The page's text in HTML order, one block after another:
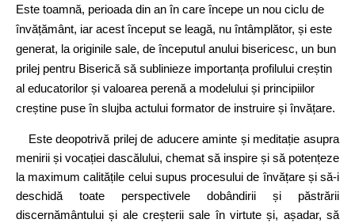
Este toamnă, perioada din an în care începe un nou ciclu de
învățământ, iar acest început se leagă, nu întâmplător, și este
generat, la originile sale, de începutul anului bisericesc, un bun
prilej pentru Biserică să sublinieze importanța profilului creștin
al educatorilor și valoarea perenă a modelului și principiilor
creștine puse în slujba actului formator de instruire și învățare.
Este deopotrivă prilej de aducere aminte și meditație asupra
menirii și vocației dascălului, chemat să inspire și să potențeze
la maximum calitățile celui supus procesului de învățare și să‑i
deschidă toate perspectivele dobândirii și păstrării
discernământului și ale creșterii sale în virtute și, așadar, să